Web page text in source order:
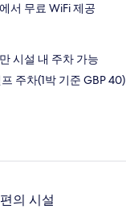
서 무료 WiFi 제공
시설 내 주차 가능
주차(1박 기준 GBP 40)
의 시설